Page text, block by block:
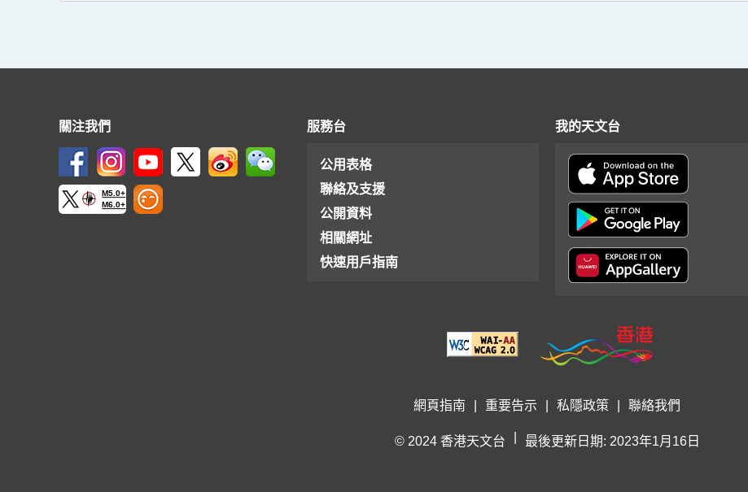
關注我們
M5.0+
M6.0+
服務台
公用表格
聯絡及支援
公開資料
相關網址
快速用戶指南
我的天文台
網頁指南 重要告示 私隱政策 聯絡我們
© 2024 香港天文台 最後更新日期: 2023年1月16日